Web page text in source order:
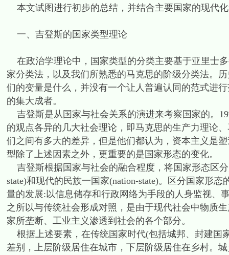
本文试图进行初步的总结，并结合主要国家的现代
一、吉登斯的国家类型理论
在政治学理论中，国家类型的分类主要基于亚里士
家分类法，以及我们所熟悉的马克思的阶级分类法。
们的变量是什么，并没有一个让人普遍认同的范式进
的集大成者。
吉登斯是从国家与社会关系的演进来考察国家的。
的观点各异的几大社会理论，即马克思的生产力理论
们之间有多大的差异，但是他们都认为，资本主义是
型除了上述因素之外，更重要的是国家形态的变化。
吉登斯根据国家与社会的融合程度，将国家形态区分
state)和现代的民族一国家(nation-state)。区分国家形
量的发展:以信息储存和行政网络为手段的人身监视、
之所以与传统社会形成对照，是由于现代社会中物质
家所垄断、工业主义渗透到社会的各个部分。
根据上述要素，在传统国家时代(包括城邦、封建国
差别，上层阶级居住在城市，下层阶级居住在乡村。